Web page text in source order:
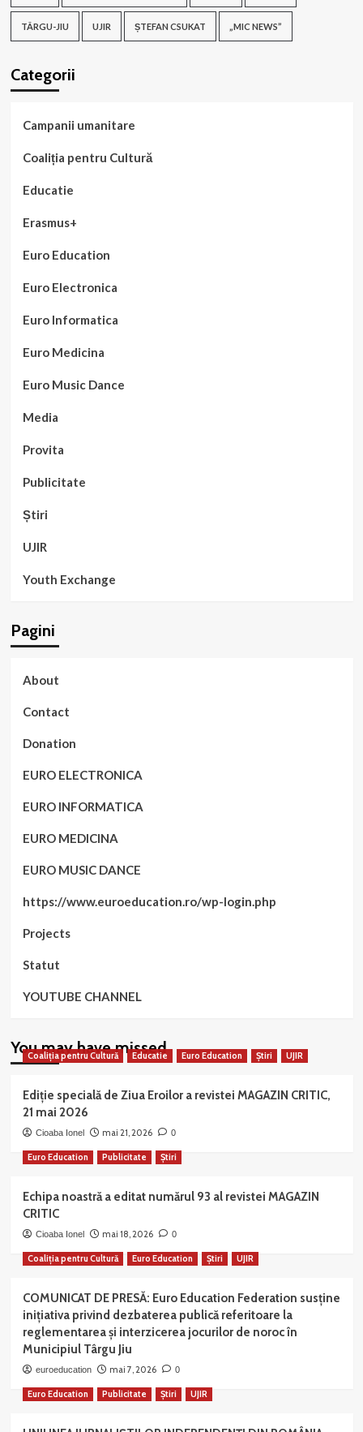
TÂRGU-JIU UJIR ȘTEFAN CSUKAT „MIC NEWS”
Categorii
Campanii umanitare
Coaliția pentru Cultură
Educatie
Erasmus+
Euro Education
Euro Electronica
Euro Informatica
Euro Medicina
Euro Music Dance
Media
Provita
Publicitate
Știri
UJIR
Youth Exchange
Pagini
About
Contact
Donation
EURO ELECTRONICA
EURO INFORMATICA
EURO MEDICINA
EURO MUSIC DANCE
https://www.euroeducation.ro/wp-login.php
Projects
Statut
YOUTUBE CHANNEL
You may have missed
Coaliția pentru Cultură Educatie Euro Education Știri UJIR
Ediție specială de Ziua Eroilor a revistei MAGAZIN CRITIC,
21 mai 2026
Cioaba Ionel mai 21, 2026 0
Euro Education Publicitate Știri
Echipa noastră a editat numărul 93 al revistei MAGAZIN
CRITIC
Cioaba Ionel mai 18, 2026 0
Coaliția pentru Cultură Euro Education Știri UJIR
COMUNICAT DE PRESĂ: Euro Education Federation susține
inițiativa privind dezbaterea publică referitoare la
reglementarea și interzicerea jocurilor de noroc în
Municipiul Târgu Jiu
euroeducation mai 7, 2026 0
Euro Education Publicitate Știri UJIR